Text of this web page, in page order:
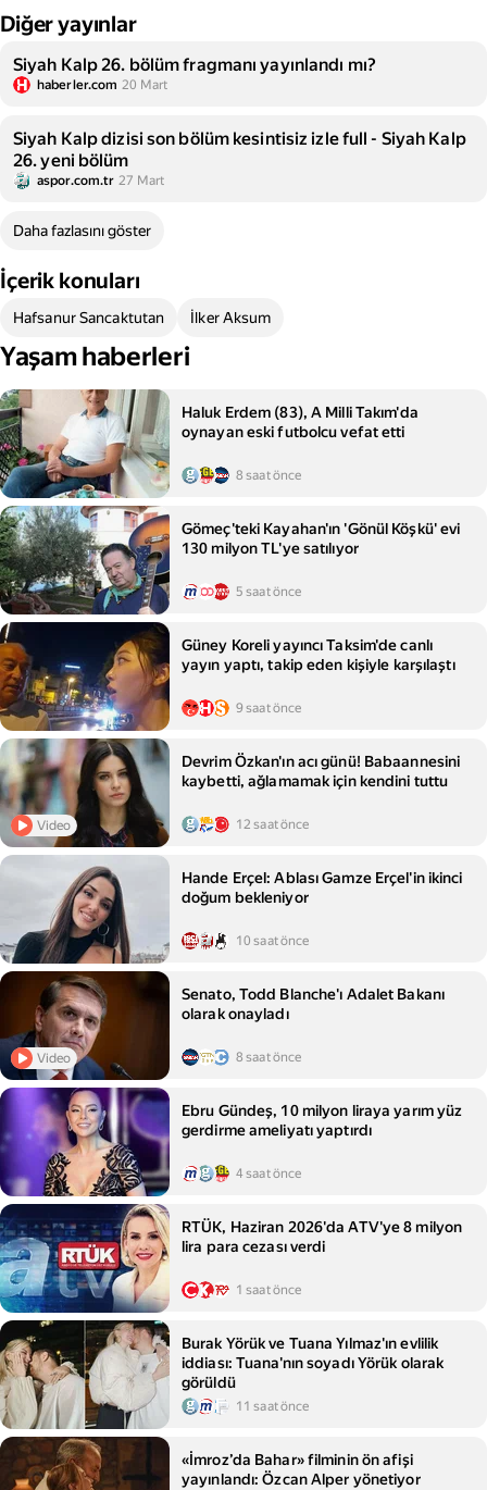
Diğer yayınlar
Siyah Kalp 26. bölüm fragmanı yayınlandı mı?
haberler.com 20 Mart
Siyah Kalp dizisi son bölüm kesintisiz izle full - Siyah Kalp
26. yeni bölüm
aspor.com.tr 27 Mart
Daha fazlasını göster
İçerik konuları
Hafsanur Sancaktutan İlker Aksum
Yaşam haberleri
Haluk Erdem (83), A Milli Takım'da
oynayan eski futbolcu vefat etti
8 saat önce
Gömeç'teki Kayahan'ın 'Gönül Köşkü' evi
130 milyon TL'ye satılıyor
5 saat önce
Güney Koreli yayıncı Taksim'de canlı
yayın yaptı, takip eden kişiyle karşılaştı
9 saat önce
Video
Devrim Özkan'ın acı günü! Babaannesini
kaybetti, ağlamamak için kendini tuttu
12 saat önce
Hande Erçel: Ablası Gamze Erçel'in ikinci
doğum bekleniyor
10 saat önce
Video
Senato, Todd Blanche'ı Adalet Bakanı
olarak onayladı
8 saat önce
Ebru Gündeş, 10 milyon liraya yarım yüz
gerdirme ameliyatı yaptırdı
4 saat önce
RTÜK, Haziran 2026'da ATV'ye 8 milyon
lira para cezası verdi
1 saat önce
Burak Yörük ve Tuana Yılmaz'ın evlilik
iddiası: Tuana'nın soyadı Yörük olarak
görüldü
11 saat önce
«İmroz’da Bahar» filminin ön afişi
yayınlandı: Özcan Alper yönetiyor